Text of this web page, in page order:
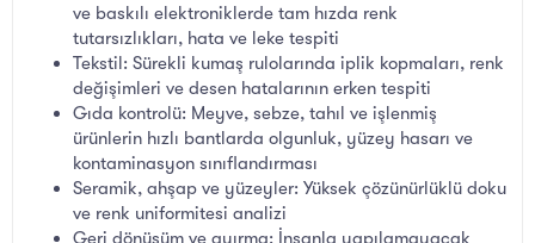
ve baskılı elektroniklerde tam hızda renk
tutarsızlıkları, hata ve leke tespiti
Tekstil: Sürekli kumaş rulolarında iplik kopmaları, renk
değişimleri ve desen hatalarının erken tespiti
Gıda kontrolü: Meyve, sebze, tahıl ve işlenmiş
ürünlerin hızlı bantlarda olgunluk, yüzey hasarı ve
kontaminasyon sınıflandırması
Seramik, ahşap ve yüzeyler: Yüksek çözünürlüklü doku
ve renk uniformitesi analizi
Geri dönüşüm ve ayırma: İnsanla yapılamayacak